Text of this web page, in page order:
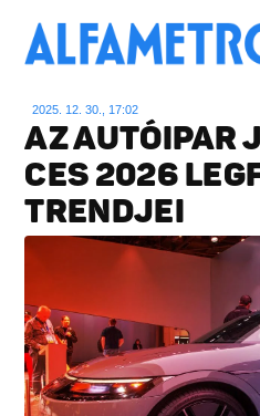
2025. 12. 30., 17:02
AZ AUTÓIPAR
CES 2026
TRENDJEI